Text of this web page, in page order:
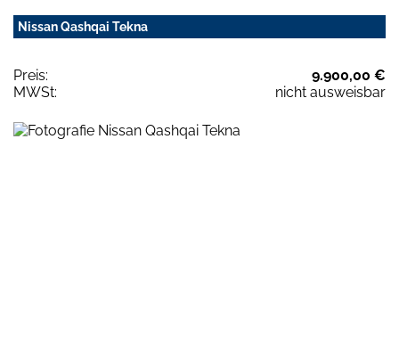
Nissan Qashqai Tekna
Preis:
9.900,00 €
MWSt:
nicht ausweisbar